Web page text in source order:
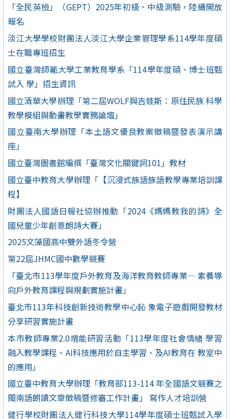
「全民英檢」（GEPT）2025年初級、中級測驗，陸續開放
報名
淡江大學學校財團法人淡江大學企業管理學系114學年度碩
士在職專班招生
國立臺灣師範大學工業教育學系「114學年度碩、博士班甄
試入 學」招生資訊
國立清華大學辦理「第二屆WOLF與吉娃斯：原住民族 科學
教學模組與動畫教學實務論壇」
國立臺南大學辦理「本土語文優良教案徵稿暨發表演示講
座」
國立臺灣圖書館編撰「臺灣文化關鍵詞101」教材
國立臺中教育大學辦理「【沉浸式族語族語教學專業培訓課
程】
財團法人國語日報社協辦推動「2024《媽媽教我的詩》全
國兒童少年創意朗詩大賽」
2025文藻國高中雙外語冬令營
第22屆JHMC國中數學競賽
「臺北市113學年度戶外教育及海洋教育教師專業— 素養導
向戶外教育課程與規劃實施計畫」
臺北市113年科技創新技術教學中心鈊 象電子遊戲開發教材
分享研習實施計畫
本市教師專業2.0增能研習活動「113學年度社會情緒 學習
融入教學課程、AI科技應用於自主學習、及AI教育在 教室中
的應用」
國立臺中教育大學辦理「教育部113-114 年全國語文競賽之
閩南語朗讀文章徵稿暨修審工作計畫」 寫作人才培訓營
健行學校財團法人健行科技大學114學年度碩士班甄試入學